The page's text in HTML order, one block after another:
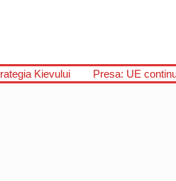
Kievului Presa: UE